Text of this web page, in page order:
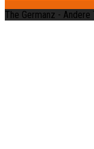
The Germanz -